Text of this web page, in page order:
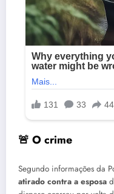
🚨 O crime
Segundo informações da
atirado contra a esposa